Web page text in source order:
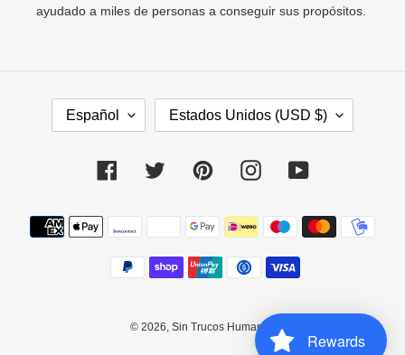
ayudado a miles de personas a conseguir sus propósitos.
Español
S
/
E
G
I
Ó
Estados Unidos (USD $)
FacebookTwitter PinterestInstagramYouTube
Métodos
de
pago
© 2026, Sin Trucos Humanos
Rewards